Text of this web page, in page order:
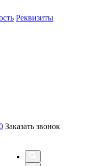
Реквизиты
Заказать звонок